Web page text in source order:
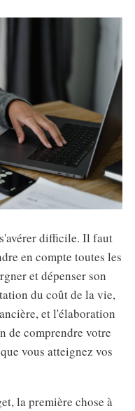
difficile. Il faut
en compte toutes les
et dépenser son
du coût de la vie,
et l'élaboration
de comprendre votre
vous atteignez vos
la première chose à